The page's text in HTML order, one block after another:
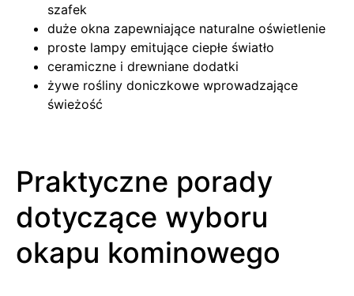
szafek
duże okna zapewniające naturalne oświetlenie
proste lampy emitujące ciepłe światło
ceramiczne i drewniane dodatki
żywe rośliny doniczkowe wprowadzające
świeżość
Praktyczne porady
dotyczące wyboru
okapu kominowego